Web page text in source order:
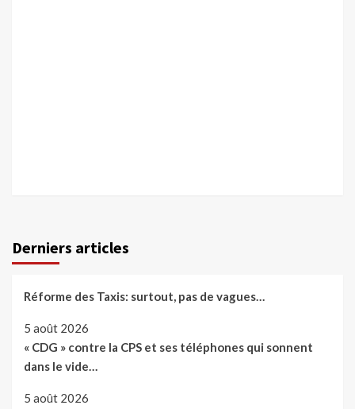
Derniers articles
Réforme des Taxis: surtout, pas de vagues…
5 août 2026
« CDG » contre la CPS et ses téléphones qui sonnent
dans le vide…
5 août 2026